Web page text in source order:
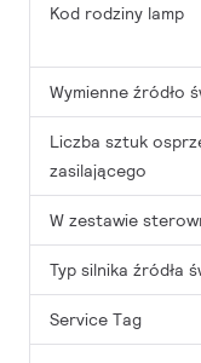
Kod rodziny lamp
Wymienne źródło
Liczba sztuk
zasilającego
W zestawie
Typ silnika źródła
Service Tag